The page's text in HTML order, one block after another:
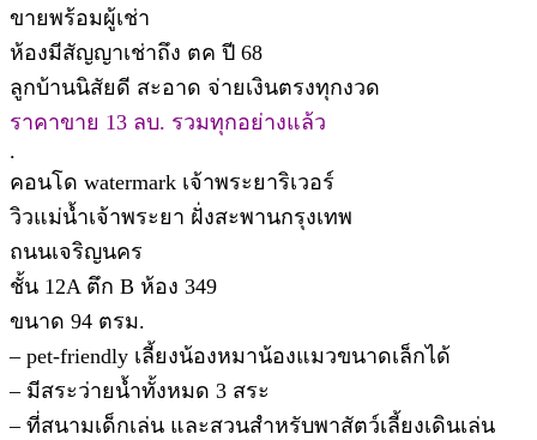
ขายพร้อมผู้เช่า
ห้องมีสัญญาเช่าถึง ตค ปี 68
ลูกบ้านนิสัยดี สะอาด จ่ายเงินตรงทุกงวด
ราคาขาย 13 ลบ. รวมทุกอย่างแล้ว
.
คอนโด watermark เจ้าพระยาริเวอร์
วิวแม่น้ำเจ้าพระยา ฝั่งสะพานกรุงเทพ
ถนนเจริญนคร
ชั้น 12A ตึก B ห้อง 349
ขนาด 94 ตรม.
– pet-friendly เลี้ยงน้องหมาน้องแมวขนาดเล็กได้
– มีสระว่ายน้ำทั้งหมด 3 สระ
– ที่สนามเด็กเล่น และสวนสำหรับพาสัตว์เลี้ยงเดินเล่น